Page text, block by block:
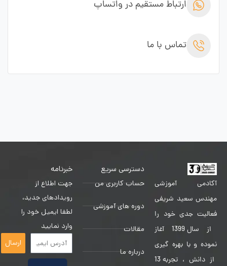
ارتباط مستقیم در واتساپ
تماس با ما
آکادمی آموزشی
مهندس سعید شریفی
فعالیت جدی خود را
از سال 1399 آغاز
نموده و با بهره گیری
از دانش ، تجربه 13
دسترسی سریع
حساب کاربری من
دوره های آموزشی
مقالات
درباره ما
خبرنامه
جهت اطلاع از
رویدادهای جدید،
لطفا ایمیل خود را
وارد نمایید
ارسال